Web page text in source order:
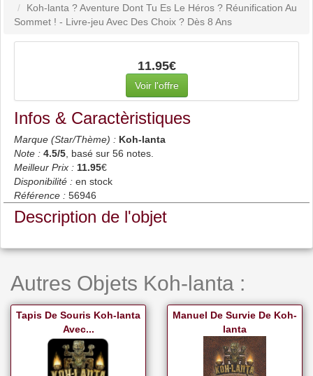
Koh-lanta ? Aventure Dont Tu Es Le Héros ? Réunification Au
Sommet ! - Livre-jeu Avec Des Choix ? Dès 8 Ans
11.95€
Voir l'offre
Infos & Caractèristiques
Marque (Star/Thème) : Koh-lanta
Note : 4.5/5 , basé sur 56 notes.
Meilleur Prix : 11.95€
Disponibilité : en stock
Référence : 56946
Description de l'objet
Autres Objets Koh-lanta :
Tapis De Souris Koh-lanta
Avec...
Manuel De Survie De Koh-
lanta